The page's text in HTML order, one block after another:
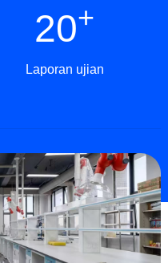
20+
Laporan ujian